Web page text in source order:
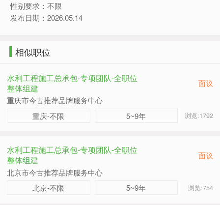
性别要求：不限
发布日期：2026.05.14
相似职位
水利工程施工总承包-专项团队-全职位
整体组建
面议
重庆市今古推荐品牌服务中心
重庆-不限
5~9年 浏览:1792
水利工程施工总承包-专项团队-全职位
整体组建
面议
北京市今古推荐品牌服务中心
北京-不限
5~9年 浏览:754